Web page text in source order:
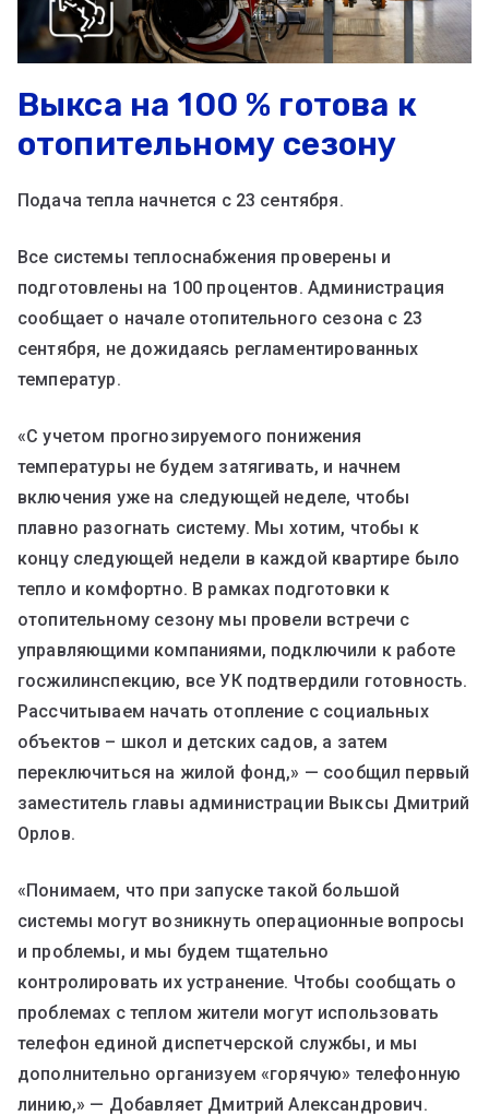
Выкса на 100 % готова к
отопительному сезону
Подача тепла начнется с 23 сентября.
Все системы теплоснабжения проверены и
подготовлены на 100 процентов. Администрация
сообщает о начале отопительного сезона с 23
сентября, не дожидаясь регламентированных
температур.
«С учетом прогнозируемого понижения
температуры не будем затягивать, и начнем
включения уже на следующей неделе, чтобы
плавно разогнать систему. Мы хотим, чтобы к
концу следующей недели в каждой квартире было
тепло и комфортно. В рамках подготовки к
отопительному сезону мы провели встречи с
управляющими компаниями, подключили к работе
госжилинспекцию, все УК подтвердили готовность.
Рассчитываем начать отопление с социальных
объектов – школ и детских садов, а затем
переключиться на жилой фонд,» — сообщил первый
заместитель главы администрации Выксы Дмитрий
Орлов.
«Понимаем, что при запуске такой большой
системы могут возникнуть операционные вопросы
и проблемы, и мы будем тщательно
контролировать их устранение. Чтобы сообщать о
проблемах с теплом жители могут использовать
телефон единой диспетчерской службы, и мы
дополнительно организуем «горячую» телефонную
линию,» — Добавляет Дмитрий Александрович.